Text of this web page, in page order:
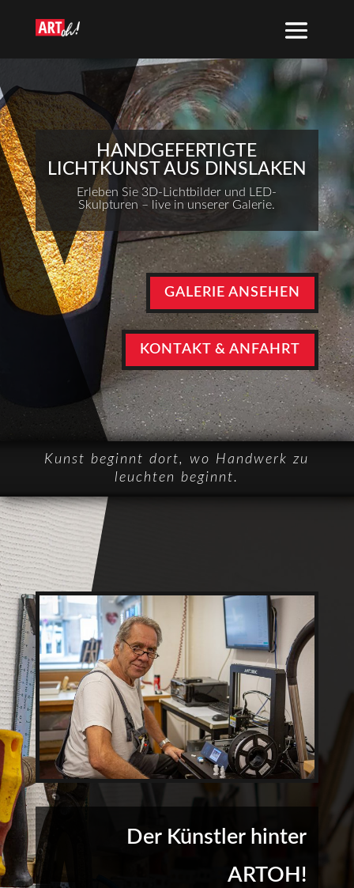
HANDGEFERTIGTE
LICHTKUNST AUS DINSLAKEN
Erleben Sie 3D-Lichtbilder und LED-
Skulpturen – live in unserer Galerie.
GALERIE ANSEHEN
KONTAKT & ANFAHRT
Kunst beginnt dort, wo Handwerk zu
leuchten beginnt.
Der Künstler hinter
ARTOH!